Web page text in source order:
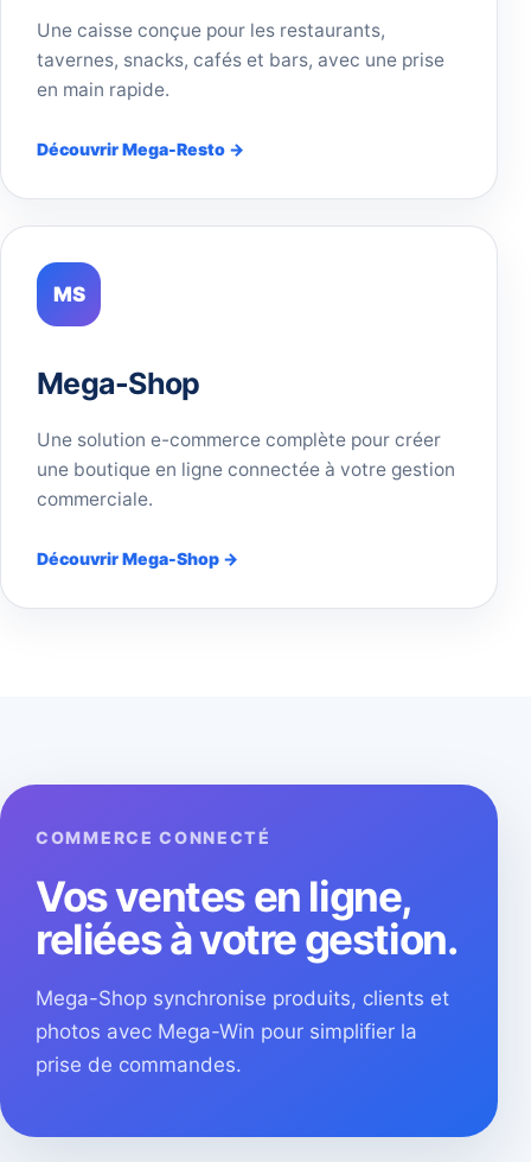
Une caisse conçue pour les restaurants,
tavernes, snacks, cafés et bars, avec une prise
en main rapide.
Découvrir Mega-Resto →
MS
Mega-Shop
Une solution e-commerce complète pour créer
une boutique en ligne connectée à votre gestion
commerciale.
Découvrir Mega-Shop →
COMMERCE CONNECTÉ
Vos ventes en ligne,
reliées à votre gestion.
Mega-Shop synchronise produits, clients et
photos avec Mega-Win pour simplifier la
prise de commandes.